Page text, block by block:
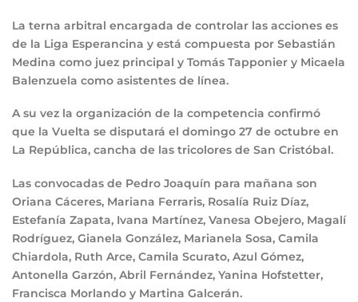
La terna arbitral encargada de controlar las acciones es
de la Liga Esperancina y está compuesta por Sebastián
Medina como juez principal y Tomás Tapponier y Micaela
Balenzuela como asistentes de línea.
A su vez la organización de la competencia confirmó
que la Vuelta se disputará el domingo 27 de octubre en
La República, cancha de las tricolores de San Cristóbal.
Las convocadas de Pedro Joaquín para mañana son
Oriana Cáceres, Mariana Ferraris, Rosalía Ruiz Díaz,
Estefanía Zapata, Ivana Martínez, Vanesa Obejero, Magalí
Rodríguez, Gianela González, Marianela Sosa, Camila
Chiardola, Ruth Arce, Camila Scurato, Azul Gómez,
Antonella Garzón, Abril Fernández, Yanina Hofstetter,
Francisca Morlando y Martina Galcerán.